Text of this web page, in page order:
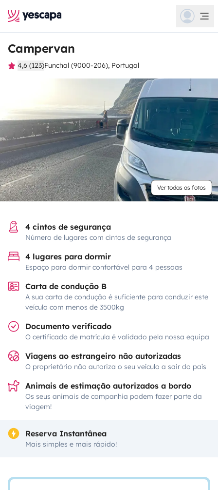
Campervan
4,6 (123)Funchal (9000-206), Portugal
Ver todas as fotos
4 cintos de segurança
Número de lugares com cintos de segurança
4 lugares para dormir
Espaço para dormir confortável para 4 pessoas
Carta de condução B
A sua carta de condução é suficiente para conduzir este
veículo com menos de 3500kg
Documento verificado
O certificado de matrícula é validado pela nossa equipa
Viagens ao estrangeiro não autorizadas
O proprietário não autoriza o seu veículo a sair do país
Animais de estimação autorizados a bordo
Os seus animais de companhia podem fazer parte da
viagem!
Reserva Instantânea
Mais simples e mais rápido!